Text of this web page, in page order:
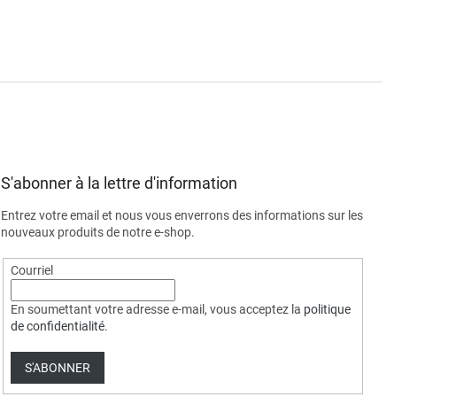
S'abonner à la lettre d'information
Entrez votre email et nous vous enverrons des informations sur les
nouveaux produits de notre e-shop.
Courriel
En soumettant votre adresse e-mail, vous acceptez la politique
de confidentialité.
S'ABONNER